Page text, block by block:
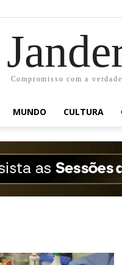
Compromisso com a verdade
MUNDO CULTURA